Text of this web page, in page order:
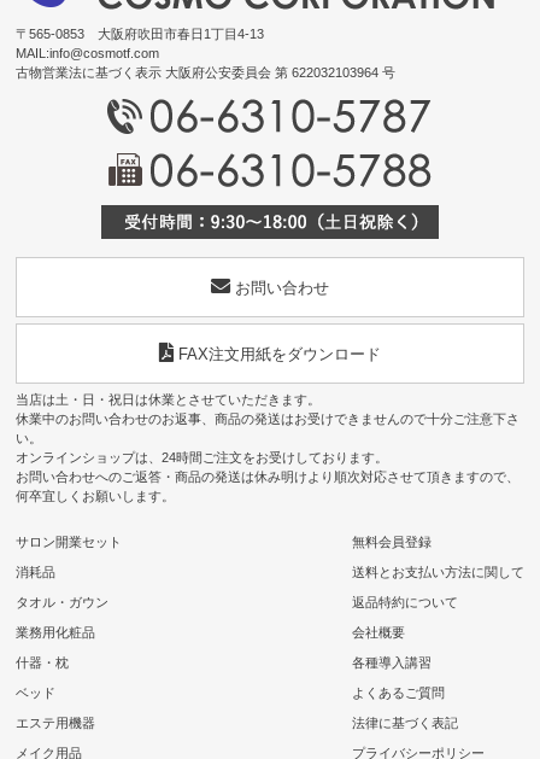
へ
〒565-0853 大阪府吹田市春日1丁目4-13
MAIL:info@cosmotf.com
古物営業法に基づく表示 大阪府公安委員会 第 622032103964 号
お問い合わせ
FAX注文用紙をダウンロード
当店は土・日・祝日は休業とさせていただきます。
休業中のお問い合わせのお返事、商品の発送はお受けできませんので十分ご注意下さ
い。
オンラインショップは、24時間ご注文をお受けしております。
お問い合わせへのご返答・商品の発送は休み明けより順次対応させて頂きますので、
何卒宜しくお願いします。
サロン開業セット
消耗品
タオル・ガウン
業務用化粧品
什器・枕
ベッド
エステ用機器
メイク用品
無料会員登録
送料とお支払い方法に関して
返品特約について
会社概要
各種導入講習
よくあるご質問
法律に基づく表記
プライバシーポリシー